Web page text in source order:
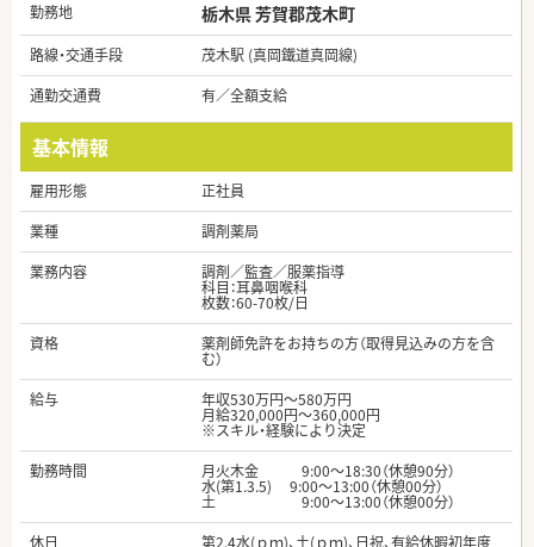
勤務地 栃木県 芳賀郡茂木町
路線・交通手段
茂木駅 (真岡鐵道真岡線)
通勤交通費
有／全額支給
基本情報
雇用形態
正社員
業種
調剤薬局
業務内容
調剤／監査／服薬指導
科目：耳鼻咽喉科
枚数：60-70枚/日
資格
薬剤師免許をお持ちの方（取得見込みの方を含
む）
給与
年収530万円～580万円
月給320,000円～360,000円
※スキル・経験により決定
勤務時間
月火木金 9:00～18:30（休憩90分）
水(第1.3.5) 9:00～13:00（休憩00分）
土 9:00～13:00（休憩00分）
休日
第2.4水(ｐｍ)、土(ｐｍ)、日祝、有給休暇初年度